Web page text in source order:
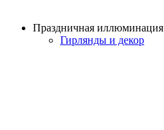
Праздничная иллюминация
Гирлянды и декор